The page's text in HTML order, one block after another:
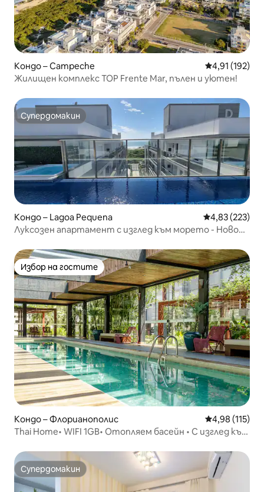
Кондо – Campeche Средна
4,91 (192)
Жилищен комплекс TOP Frente Mar, пълен и уютен!
Супердомакин
Супердомакин
Кондо – Lagoa Pequena Средна
4,83 (223)
Луксозен апартамент с изглед към морето - Ново
Избор на гостите
Избор на гостите
Кондо – Флорианополис Средна
4,98 (115)
Thai Home• WIFI 1GB• Отопляем басейн • С изглед към
Супердомакин
Супердомакин